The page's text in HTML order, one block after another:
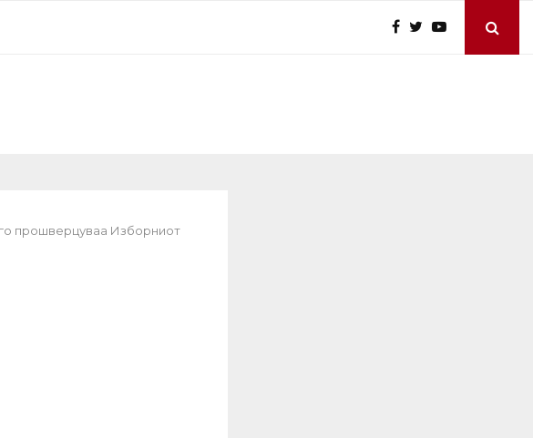
прошверцуваа Изборниот